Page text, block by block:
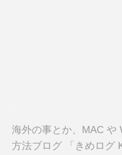
海外の事とか、MAC や
方法ブログ 「きめログ